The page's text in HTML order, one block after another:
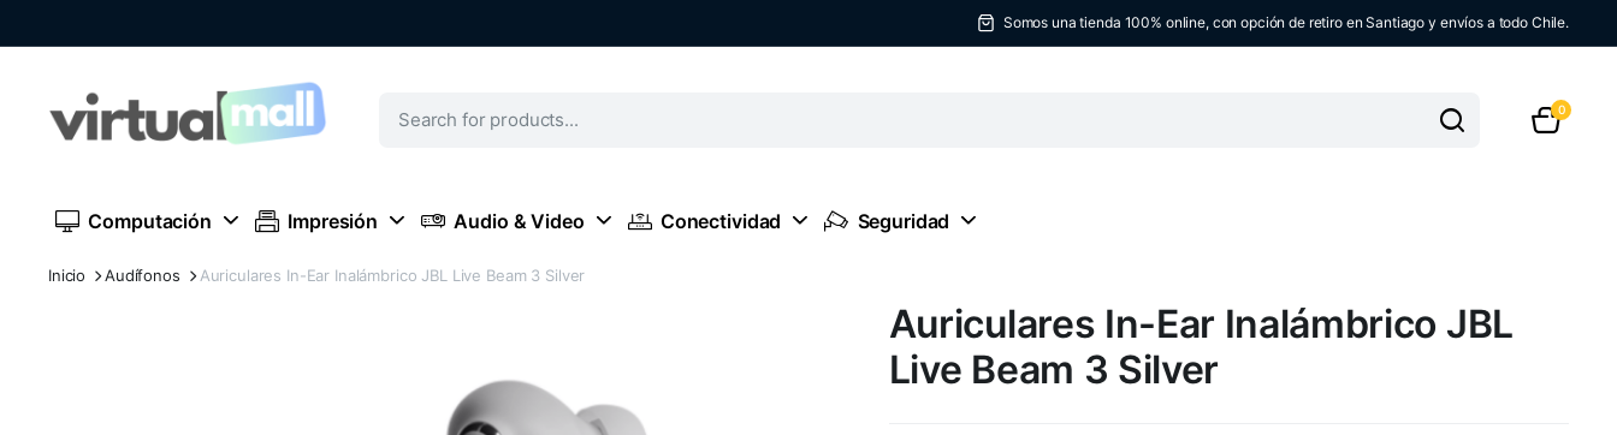
Somos una tienda 100% online, con opción de retiro en Santiago y envíos a todo Chile.
0
Computación Impresión Audio & Video Conectividad Seguridad
Inicio Audífonos Auriculares In-Ear Inalámbrico JBL Live Beam 3 Silver
Auriculares In-Ear Inalámbrico JBL
Live Beam 3 Silver